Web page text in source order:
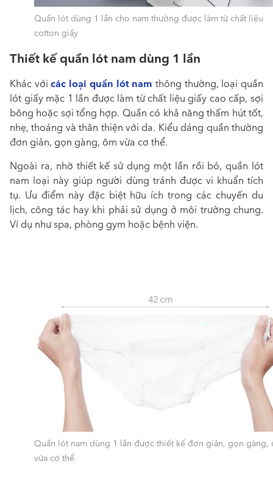
Quần lót dùng 1 lần cho nam thường được làm từ chất liệu
cotton giấy
Thiết kế quần lót nam dùng 1 lần
Khác vớicác loại quần lót nam thông thường, loại quần
lót giấy mặc 1 lần được làm từ chất liệu giấy cao cấp, sợi
bông hoặc sợi tổng hợp. Quần có khả năng thấm hút tốt,
nhẹ, thoáng và thân thiện với da. Kiểu dáng quần thường
đơn giản, gọn gàng, ôm vừa cơ thể.
Ngoài ra, nhờ thiết kế sử dụng một lần rồi bỏ, quần lót
nam loại này giúp người dùng tránh được vi khuẩn tích
tụ. Ưu điểm này đặc biệt hữu ích trong các chuyến du
lịch, công tác hay khi phải sử dụng ở môi trường chung.
Ví dụ như spa, phòng gym hoặc bệnh viện.
Quần lót nam dùng 1 lần được thiết kế đơn giản, gọn gàng,
vừa cơ thể